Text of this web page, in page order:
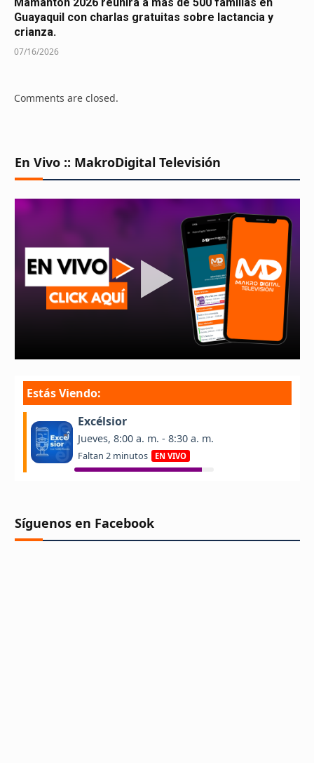
Guayaquil con charlas gratuitas sobre lactancia y
crianza.
07/16/2026
Comments are closed.
En Vivo :: MakroDigital Televisión
Síguenos en Facebook